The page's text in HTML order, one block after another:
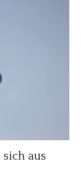
aus